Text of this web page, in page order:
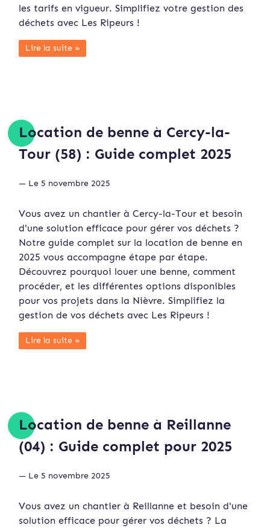
les tarifs en vigueur. Simplifiez votre gestion des
déchets avec Les Ripeurs !
Lire la suite »
Location de benne à Cercy-la-
Tour (58) : Guide complet 2025
— Le 5 novembre 2025
Vous avez un chantier à Cercy-la-Tour et besoin
d'une solution efficace pour gérer vos déchets ?
Notre guide complet sur la location de benne en
2025 vous accompagne étape par étape.
Découvrez pourquoi louer une benne, comment
procéder, et les différentes options disponibles
pour vos projets dans la Nièvre. Simplifiez la
gestion de vos déchets avec Les Ripeurs !
Lire la suite »
Location de benne à Reillanne
(04) : Guide complet pour 2025
— Le 5 novembre 2025
Vous avez un chantier à Reillanne et besoin d'une
solution efficace pour gérer vos déchets ? La